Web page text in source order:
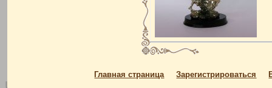
Главная страница Зарегистрироваться